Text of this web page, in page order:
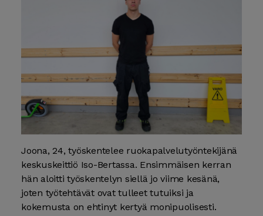
Joona, 24, työskentelee ruokapalvelutyöntekijänä
keskuskeittiö Iso-Bertassa. Ensimmäisen kerran
hän aloitti työskentelyn siellä jo viime kesänä,
joten työtehtävät ovat tulleet tutuiksi ja
kokemusta on ehtinyt kertyä monipuolisesti.